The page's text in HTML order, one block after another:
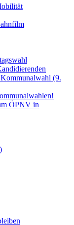
(9.
ÖPNV in